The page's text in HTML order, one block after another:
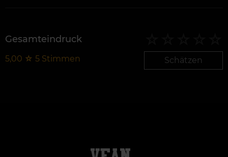
Gesamteindruck
5,00 ☆ 5 Stimmen Schätzen